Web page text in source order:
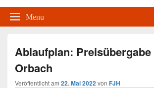
Menu
Ablaufplan:
Orbach
Veröffentlicht am 22. Mai 2022von FJH